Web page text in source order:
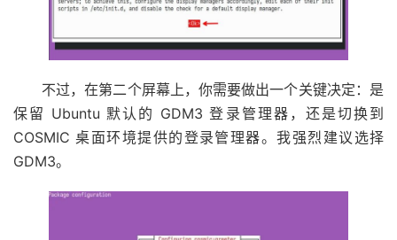
不过，在第二个屏幕上，你需要做出一个关键决定：是
保留 Ubuntu 默认的 GDM3 登录管理器，还是切换到
COSMIC 桌面环境提供的登录管理器。我强烈建议选择
GDM3。